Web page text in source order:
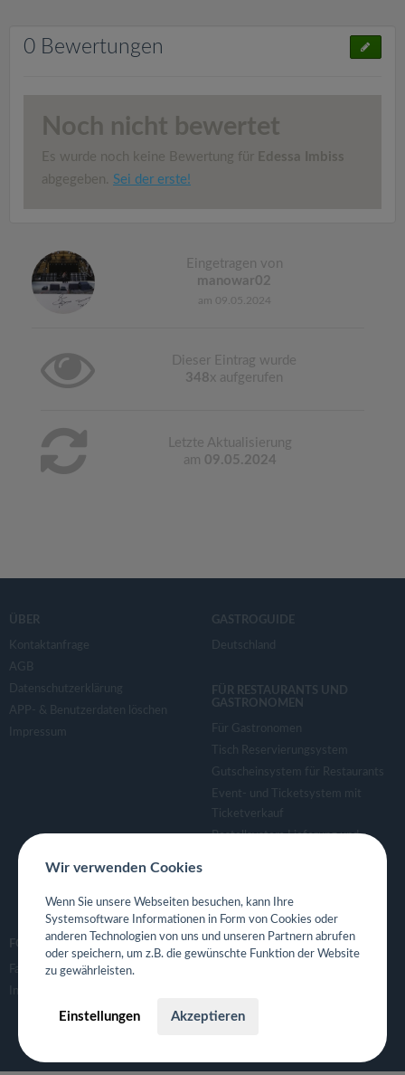
0 Bewertungen
Noch nicht bewertet
Es wurde noch keine Bewertung für Edessa Imbiss
abgegeben. Sei der erste!
Eingetragen von
manowar02
am 09.05.2024
Dieser Eintrag wurde
348x aufgerufen
Letzte Aktualisierung
am 09.05.2024
ÜBER
Kontaktanfrage
AGB
Datenschutzerklärung
APP- & Benutzerdaten löschen
Impressum
GASTROGUIDE
Deutschland
FÜR RESTAURANTS UND
GASTRONOMEN
Für Gastronomen
Tisch Reservierungsystem
Gutscheinsystem für Restaurants
Event- und Ticketsystem mit
Ticketverkauf
Bestellsystem Lieferung und
Eigene App für Restaurant
FOLGE UNS
Facebook
Instagram
Wir verwenden Cookies
Wenn Sie unsere Webseiten besuchen, kann Ihre
Systemsoftware Informationen in Form von Cookies oder
anderen Technologien von uns und unseren Partnern abrufen
oder speichern, um z.B. die gewünschte Funktion der Website
zu gewährleisten.
Einstellungen Akzeptieren